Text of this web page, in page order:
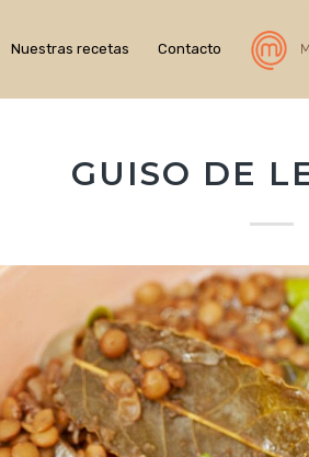
Nuestras recetas Contacto
GUISO DE